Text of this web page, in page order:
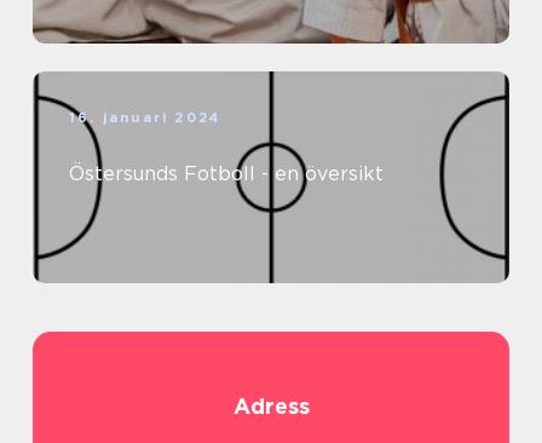
16. januari 2024
Östersunds Fotboll - en översikt
Adress